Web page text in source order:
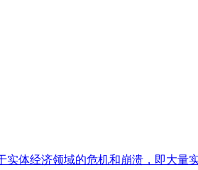
体经济领域的危机和崩溃，即大量